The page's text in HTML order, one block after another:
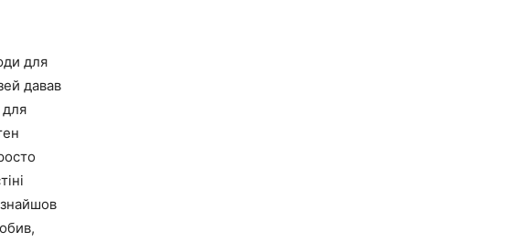
для
давав